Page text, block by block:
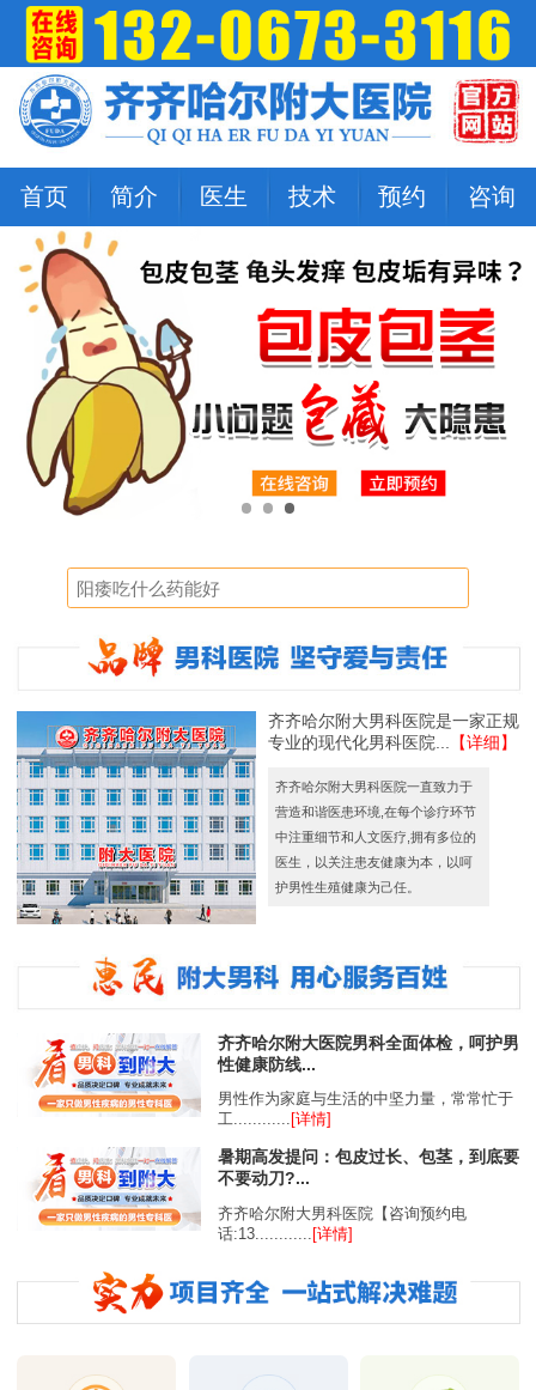
首页 简介 医生 技术 预约 咨询
齐齐哈尔附大男科医院是一家正规
专业的现代化男科医院...
【详细】
齐齐哈尔附大男科医院一直致力于
营造和谐医患环境,在每个诊疗环节
中注重细节和人文医疗,拥有多位的
医生，以关注患友健康为本，以呵
护男性生殖健康为己任。
齐齐哈尔附大医院男科全面体检，呵护男
性健康防线...
男性作为家庭与生活的中坚力量，常常忙于
工............ [详情]
暑期高发提问：包皮过长、包茎，到底要
不要动刀?...
齐齐哈尔附大男科医院【咨询预约电
话:13............
[详情]